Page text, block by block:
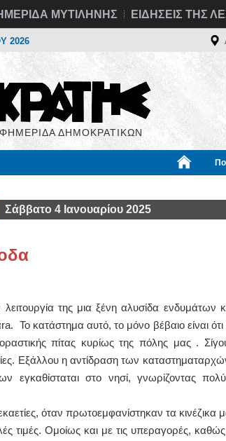
ΜΥΤΙΛΗΝΗΣ ΕΙΔΗΣΕΙΣ ΤΗΣ
2026
ΔΗΜΟΚΡΑΤΙΚΩΝ
Σάββατο 4 Ιανουαρίου 2025
λειτουργία της μια ξένη αλυσίδα
Το κατάστημα αυτό, το μόνο βέβαιο είναι
πίτας κυρίως της πόλης μας .
Εξάλλου η αντίδραση των
εγκαθίσταται στο νησί, γνωρίζοντας
όταν πρωτοεμφανίστηκαν τα
τιμές. Ομοίως και με τις υπεραγορές,